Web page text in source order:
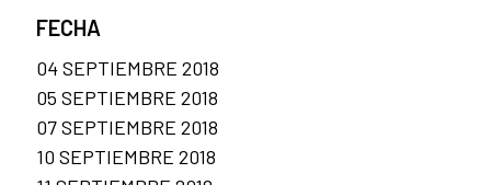
FECHA
04 SEPTIEMBRE 2018
05 SEPTIEMBRE 2018
07 SEPTIEMBRE 2018
10 SEPTIEMBRE 2018